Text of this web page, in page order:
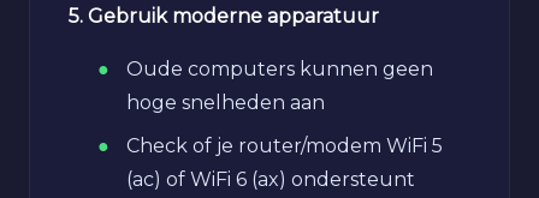
5. Gebruik moderne apparatuur
Oude computers kunnen geen
hoge snelheden aan
Check of je router/modem WiFi 5
(ac) of WiFi 6 (ax) ondersteunt